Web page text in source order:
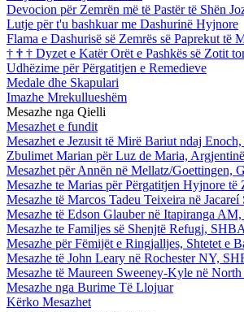
Devocion për Zemrën më të Pastër të Shën
Lutje për t'u bashkuar me Dashurinë Hyjnore
Flama e Dashurisë së Zemrës së Paprekut të
† † † Dyzet e Katër Orët e Pashkës së Zotit
Udhëzime për Përgatitjen e Remedieve
Medale dhe Skapulari
Imazhe Mrekullueshëm
Mesazhe nga Qielli
Mesazhet e fundit
Mesazhet e Jezusit të Mirë Bariut ndaj
Zbulimet Marian për Luz de Maria, Argjentinë
Mesazhet për Annën në Mellatz/Goettingen,
Mesazhe te Marias për Përgatitjen Hyjnore të
Mesazhe të Marcos Tadeu Teixeira në Jacareí
Mesazhe të Edson Glauber në Itapiranga
Mesazhe te Familjes së Shenjtë Refugj, SHBA
Mesazhe për Fëmijët e Ringjalljes, Shtetet e
Mesazhe të John Leary në Rochester NY,
Mesazhe të Maureen Sweeney-Kyle në
Mesazhe nga Burime Të Llojuar
Kërko Mesazhet